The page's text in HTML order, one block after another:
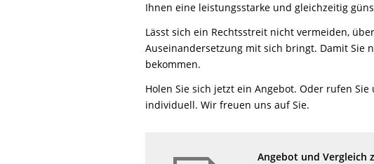
Ihnen eine leistungsstarke und gleichzeitig
Lässt sich ein Rechtsstreit nicht vermeiden,
Auseinandersetzung mit sich bringt. Damit Sie
bekommen.
Holen Sie sich jetzt ein Angebot. Oder rufen
individuell. Wir freuen uns auf Sie.
Angebot und Vergleich